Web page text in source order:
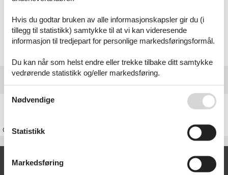
feriehus Stockholm
Velg mellom 7 feriehus
Feriehus Sverige
OmSverige
Nylige artikler om Stockholm
Hvis du godtar bruken av alle informasjonskapsler gir du (i
tillegg til statistikk) samtykke til at vi kan videresende
informasjon til tredjepart for personlige markedsføringsformål.
Du kan når som helst endre eller trekke tilbake ditt samtykke
vedrørende statistikk og/eller markedsføring.
Nødvendige
Statistikk
Markedsføring